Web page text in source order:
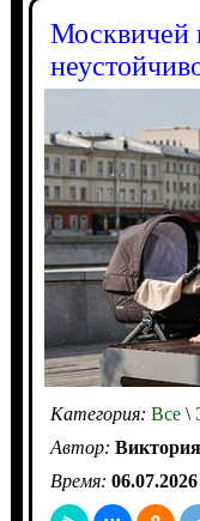
Москвичей
Категория: Все\
Автор:
Время: